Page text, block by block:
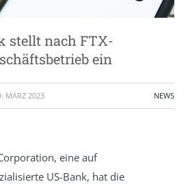
stellt nach FTX-
ein
MÄRZ 2023 NEWS
eine auf
US-Bank, hat die